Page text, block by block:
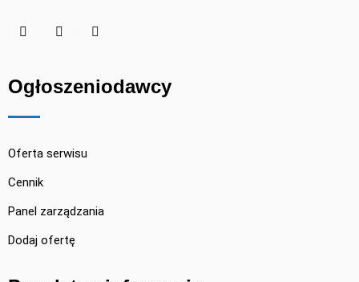
Ogłoszeniodawcy
Oferta serwisu
Cennik
Panel zarządzania
Dodaj ofertę